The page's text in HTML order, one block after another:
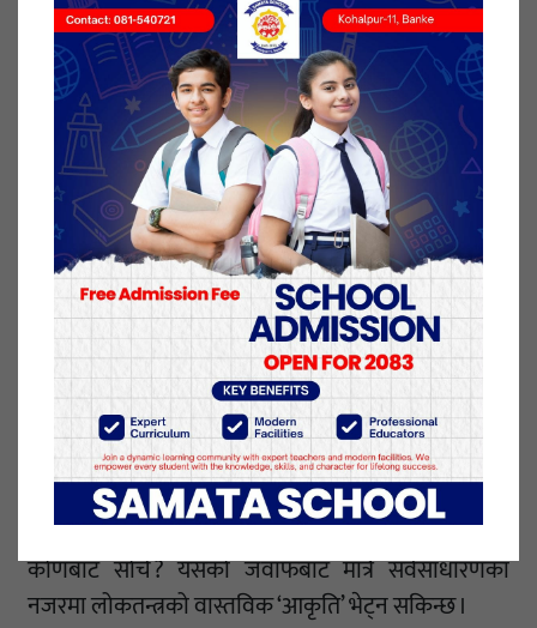
व्यवस्थाप्रति उनीहरूको ‘भरासिलो अपनत्व’ देखिएन । माथि
उल्लिखित ट्याक्सी चालक युवकको भनाइ र सर्वसाधारणका
अनुभूति सुन्दा यही प्रतीत हुन्छ ।
समाजमा जघन्य प्रकृतिका हिंसा, विभेद र बहिष्करण दैनिक
बढिरहेका छन् । छुवाछूतमै जन्मे–हुर्केका दलित, भूमिहीन,
नागरिकताविहीन, मधेसका डोम, मुसहर, चमार, राज्य/
समाजले खेलौना बनाएका बादी, एकछाक पेटभरि खान
संघर्षरत मजदुर, गरिबीको रेखामुनि रहेका नागरिक, सिटामोल
नपाएर मृत्युवरण गर्न बाध्य नागरिकका परिवार, सुत्केरी
व्यथाले छटपटिइरहेका दूर–दुर्गमका महिला, हिंसा–
बलात्कार–दुर्व्यवहारले थिलथिलिएका महिला, नेपाली भाषा
राम्रोसँग नबुझ्ने अनि गरिबी तथा विभेदका कारण शिक्षामा
पछि परेका दलित, जनजाति र मधेसका नागरिकहरूलाई
लोकतन्त्र र गणतन्त्रले के दियो ? राज्य र दलले कहिल्यै यस
कोणबाट सोचे ? यसको जवाफबाट मात्रै सर्वसाधारणका
नजरमा लोकतन्त्रको वास्तविक ‘आकृति’ भेट्न सकिन्छ ।